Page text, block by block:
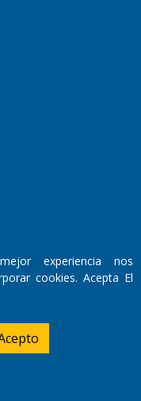
experiencia nos
cookies. Acepta El